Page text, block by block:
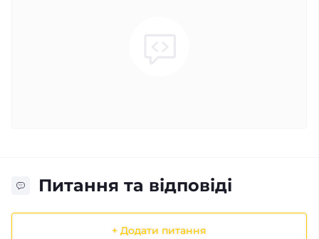
Питання та відповіді
+ Додати питання